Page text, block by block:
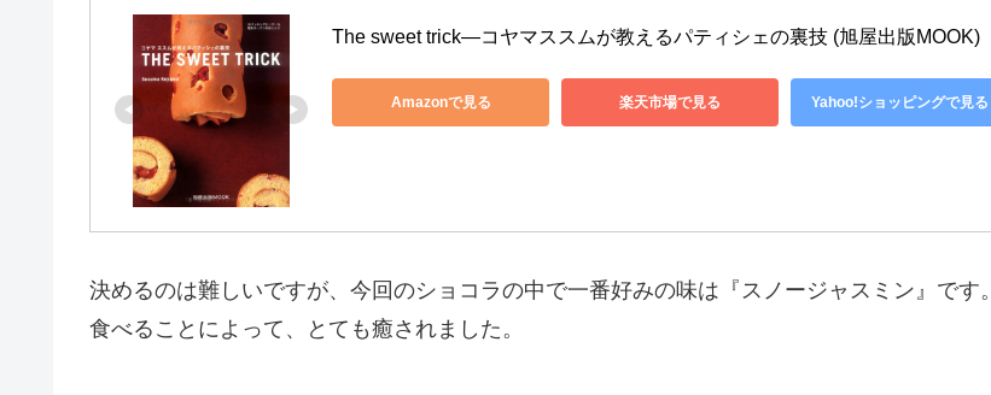
The sweet trick―コヤマススムが教えるパティシェの裏技 (旭屋出版MOOK)
Amazonで見る 楽天市場で見る Yahoo!ショッピングで見る
決めるのは難しいですが、今回のショコラの中で一番好みの味は『スノージャスミン』です。
食べることによって、とても癒されました。